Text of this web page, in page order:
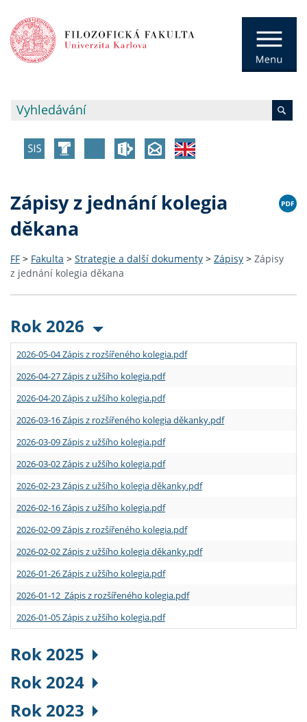
Zápisy z jednání kolegia
děkana
FF > Fakulta > Strategie a další dokumenty > Zápisy > Zápisy
z jednání kolegia děkana
Rok 2026
2026-05-04 Zápis z rozšířeného kolegia.pdf
2026-04-27 Zápis z užšího kolegia.pdf
2026-04-20 Zápis z užšího kolegia.pdf
2026-03-16 Zápis z rozšířeného kolegia děkanky.pdf
2026-03-09 Zápis z užšího kolegia.pdf
2026-03-02 Zápis z užšího kolegia.pdf
2026-02-23 Zápis z užšího kolegia děkanky.pdf
2026-02-16 Zápis z užšího kolegia.pdf
2026-02-09 Zápis z rozšířeného kolegia.pdf
2026-02-02 Zápis z užšího kolegia děkanky.pdf
2026-01-26 Zápis z užšího kolegia.pdf
2026-01-12 Zápis z rozšířeného kolegia.pdf
2026-01-05 Zápis z užšího kolegia.pdf
Rok 2025
Rok 2024
Rok 2023